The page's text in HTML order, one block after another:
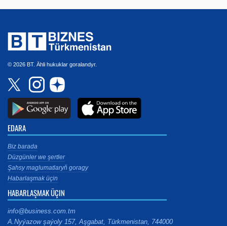
© 2026 BT. Ähli hukuklar goralandyr.
EDARA
Biz barada
Düzgünler we şertler
Şahsy maglumatlaryň goragy
Habarlaşmak üçin
HABARLAŞMAK ÜÇIN
info@business.com.tm
A.Nyýazow şaýoly 157, Aşgabat, Türkmenistan, 744000